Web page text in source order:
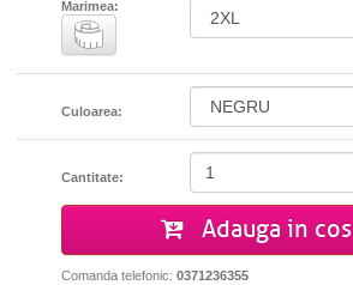
Marimea:
Culoarea:
Cantitate:
Adauga in cos
Comanda telefonic: 0371236355